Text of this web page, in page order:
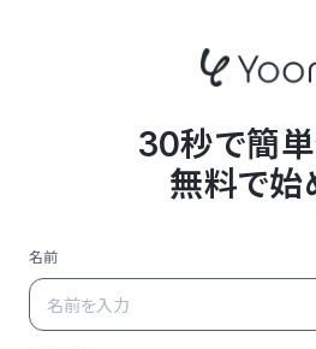
30秒で簡単
無料で始
名前